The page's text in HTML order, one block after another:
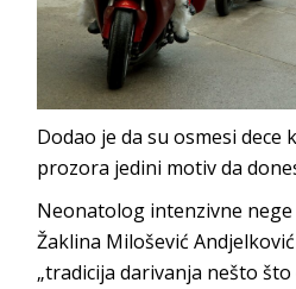
Dodao je da su osmesi dece
prozora jedini motiv da
Neonatolog intenzivne
Žaklina Milošević
„tradicija darivanja nešto što